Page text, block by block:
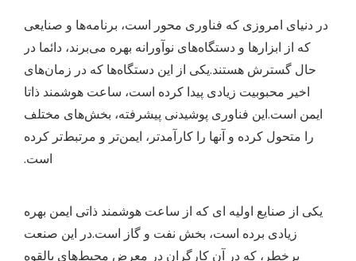
در دنیای امروزی که فناوری محور است، برنامه‌ها و صنایعی
که از ابزارها و دستگاه‌های نوآورانه بهره می‌برند، دائما در
حال گسترش هستند.یکی از این دستگاه‌ها که در زمان‌های
اخیر محبوبیت زیادی پیدا کرده است، ساعت هوشمند ذاتا
ایمن است.این فناوری پوشیدنی پیشرفته، بخش‌های مختلف
را متحول کرده و آنها را کارآمدتر، ایمن‌تر و مرتبط‌تر کرده
است.
یکی از صنایع اولیه ای که از ساعت هوشمند ذاتی ایمن بهره
زیادی برده است، بخش نفت و گاز است.در این صنعت
پرخطر، که در آن کارگران در معرض محیط‌های بالقوه